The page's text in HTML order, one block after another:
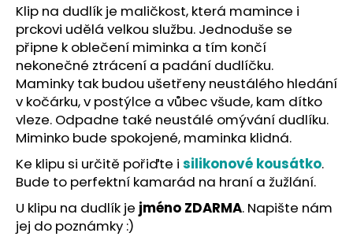
Klip na dudlík je maličkost, která mamince i
prckovi udělá velkou službu. Jednoduše se
připne k oblečení miminka a tím končí
nekonečné ztrácení a padání dudlíčku.
Maminky tak budou ušetřeny neustálého hledání
v kočárku, v postýlce a vůbec všude, kam dítko
vleze. Odpadne také neustálé omývání dudlíku.
Miminko bude spokojené, maminka klidná.
Ke klipu si určitě pořiďte i silikonové kousátko.
Bude to perfektní kamarád na hraní a žužlání.
U klipu na dudlík je jméno ZDARMA. Napište nám
jej do poznámky :)
D
o
p
o
r
u
č
u
e
m